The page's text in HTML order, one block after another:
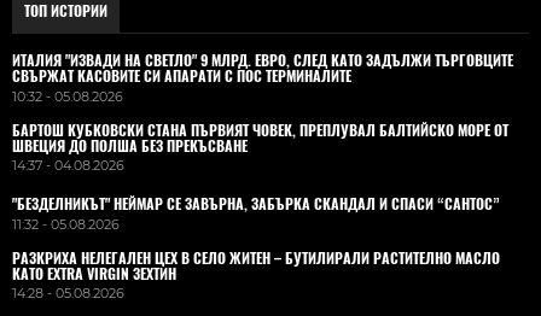
ТОП ИСТОРИИ
ИТАЛИЯ "ИЗВАДИ НА СВЕТЛО" 9 МЛРД. ЕВРО, СЛЕД КАТО ЗАДЪЛЖИ ТЪРГОВЦИТЕ
СВЪРЖАТ КАСОВИТЕ СИ АПАРАТИ С ПОС ТЕРМИНАЛИТЕ
10:32 - 05.08.2026
БАРТОШ КУБКОВСКИ СТАНА ПЪРВИЯТ ЧОВЕК, ПРЕПЛУВАЛ БАЛТИЙСКО МОРЕ ОТ
ШВЕЦИЯ ДО ПОЛША БЕЗ ПРЕКЪСВАНЕ
14:37 - 04.08.2026
"БЕЗДЕЛНИКЪТ" НЕЙМАР СЕ ЗАВЪРНА, ЗАБЪРКА СКАНДАЛ И СПАСИ “САНТОС”
11:32 - 05.08.2026
РАЗКРИХА НЕЛЕГАЛЕН ЦЕХ В СЕЛО ЖИТЕН – БУТИЛИРАЛИ РАСТИТЕЛНО МАСЛО
КАТО EXTRA VIRGIN ЗЕХТИН
14:28 - 05.08.2026